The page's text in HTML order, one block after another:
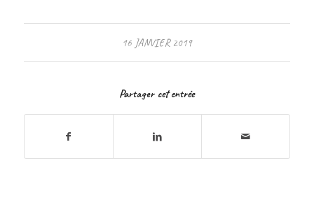
16 JANVIER 2019
Partager cet entrée